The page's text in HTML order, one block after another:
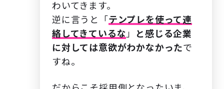
わいてきます。
逆に言うと「 テンプレを使って連
絡してきているな 」
と感じる企業
に対しては意欲がわかなかったで
すね。